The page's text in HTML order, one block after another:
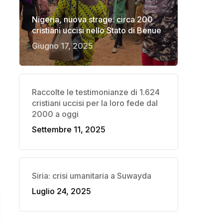
Nigeria, nuova strage: circa 200
cristiani uccisi nello Stato di Benue
Giugno 17, 2025
Raccolte le testimonianze di 1.624
cristiani uccisi per la loro fede dal
2000 a oggi
Settembre 11, 2025
Siria: crisi umanitaria a Suwayda
Luglio 24, 2025